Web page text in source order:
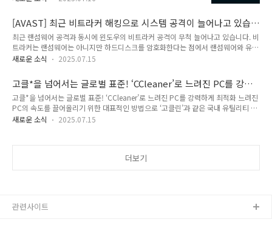
엔드포인트 보호도 이에 맞춰 진화해 왔습니다.현재 위협은 악성
소프트웨어에서만 비롯되는 것이 아니지만, 이 위협은 여전히 매
우 현실적입니다. 위협 행위자들은 피해자의 장치에 접근하고 합
법적인 소프트웨어를 활용해 탐지를 회피하는 점점 더 정교한 전
략을 사용합니다. 엔드포인트 보호는 상대적으로 단순한 안티바
트 보호 및 대응(EDR)으로 발전했습니다.최신 분석 기술은 클라
우드 기반 서비스의 채택을 이끌..
[AVAST] 최근 비트라커 해킹으로 시스템 공격이 늘어나고 있습
니다.
최근 랜섬웨어 공격과 동시에 윈도우의 비트라커 공격이 무척 늘어나고 있습니다. 비
트라커는 랜섬웨어는 아니지만 하드디스크를 암호화한다는 점에서 랜섬웨어와 유사
합니다. 비트라커(BitLocker)는 사실 랜섬웨어가 아니라, Windows의 정식 기능인
용해 랜섬웨어처럼 사용하는 사례가 보고되면서 문제가 되고 있습니다. 따라서 여기
서 말하는 "비트라커 랜섬웨어"는 공격자가 비트라커를 이용해 사용자 시스템의 드
라이브를 암호화한 뒤 복호화 키를 요구하는 방식의 공격을 의미합니다.🎯 공격으로
부터 윈도우를 보호하기 위한 구체적인 방법은 다음과 같습니다: ✅ 1. 관리자 권한
보호비트라커 활성화를 위해서는 관리자 권한이 필요합니다.일반..
새로운 소식 2025.07.15
고클*을 넘어서는 글로벌 표준! ‘CCleaner’로 느려진 PC를 강력
하게 최적화
고클*을 넘어서는 글로벌 표준! ‘CCleaner’로 느려진 PC를 강력하게 최적화 느려진
PC의 속도를 끌어올리기 위한 대표적인 방법으로 ‘고클린’과 같은 국내 유틸리티 프
로그램이 널리 사용되고 있지만, 전 세계적으로는 **CCleaner(씨클리너)**가 더욱
다. Ccleaner 만의 차별화된 장점 글로벌 인증된 안정성: Avast 기술력 기반으로 전
새로운 소식 2025.07.15
더보기
관련사이트